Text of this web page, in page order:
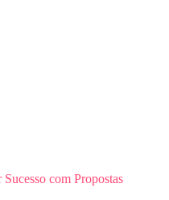
com Propostas